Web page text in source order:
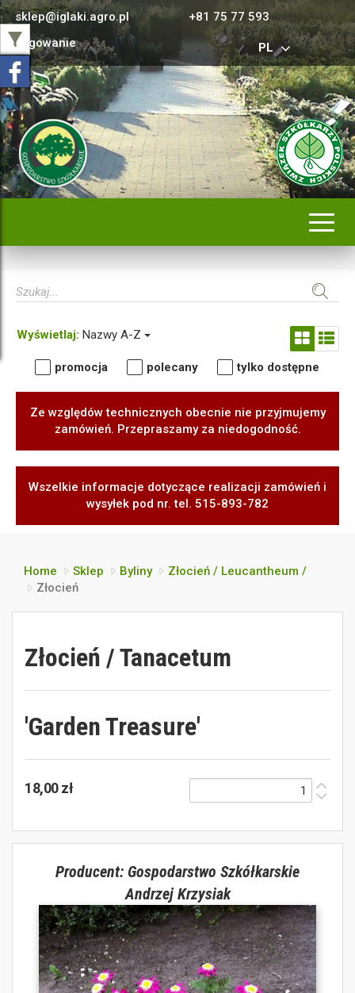
sklep@iglaki.agro.pl
+81 75 77 593
Logowanie
PL
Wyświetlaj: Nazwy A-Z
promocja polecany tylko dostępne
Ze względów technicznych obecnie nie przyjmujemy
zamówień. Przepraszamy za niedogodność.
Wszelkie informacje dotyczące realizacji zamówień i
wysyłek pod nr. tel. 515-893-782
Home Sklep Byliny
Złocień / Leucantheum /
Złocień
Złocień / Tanacetum
'Garden Treasure'
18,00 zł
Producent: Gospodarstwo Szkółkarskie
Andrzej Krzysiak